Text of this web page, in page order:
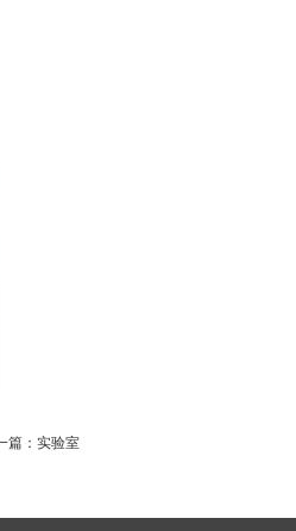
篇：实验室